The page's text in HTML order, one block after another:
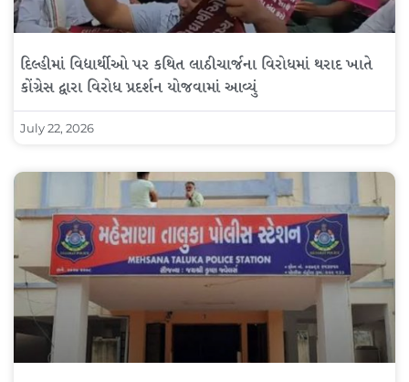
દિલ્હીમાં વિદ્યાર્થીઓ પર કથિત લાઠીચાર્જના વિરોધમાં થરાદ ખાતે
કોંગ્રેસ દ્વારા વિરોધ પ્રદર્શન યોજવામાં આવ્યું
July 22, 2026